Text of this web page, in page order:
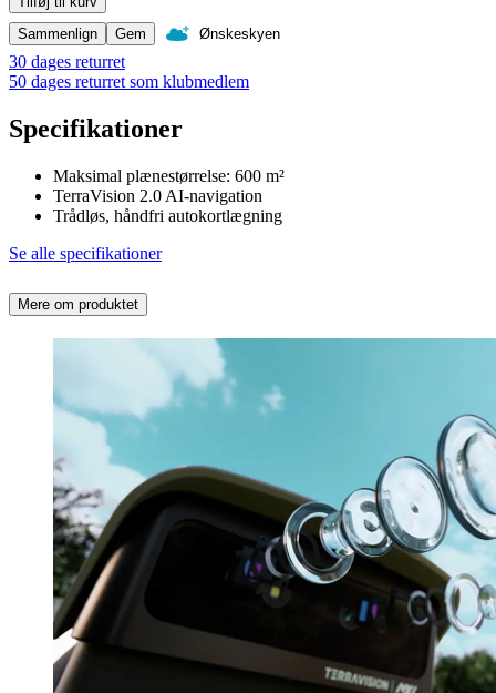
Sammenlign
Gem Ønskeskyen
30 dages returret
50 dages returret som klubmedlem
Specifikationer
Maksimal plænestørrelse: 600 m²
TerraVision 2.0 AI-navigation
Trådløs, håndfri autokortlægning
Se alle specifikationer
Mere om produktet